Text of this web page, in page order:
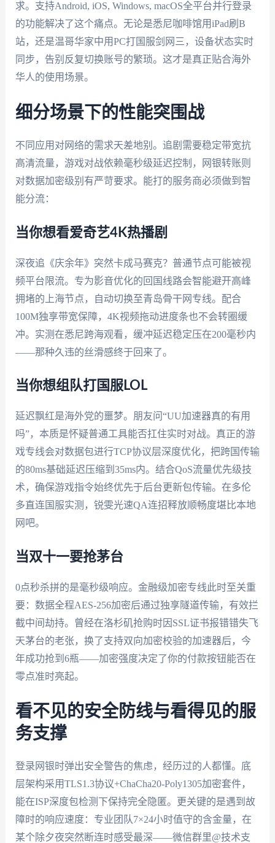
求。支持Android, iOS, Windows, macOS全平台并行登录
的功能解决了这个痛点。无论是悉尼咖啡馆用iPad刷B
站，还是温哥华家中用PC打国服剑网三，设备状态实时
同步，告别反复切换账号的繁琐。这才是真正贴合海外
华人的使用场景。
细分场景下的性能突围战
不同应用对网络的需求天差地别。追剧需要稳定带宽抗
高清流量，游戏对战依赖毫秒级延迟控制，网银转账则
对数据加密级别有严苛要求。能打的服务商必须做到智
能分流：
当你想看爱奇艺4K热播剧
深夜追《庆余年》突然卡成马赛克？普通节点可能被视
频平台限流。专为影音优化的回国线路会智能避开高峰
拥堵的上海节点，自动切换至青岛骨干网专线。配合
100M独享带宽保障，4K视频拖动进度条也不会转圈缓
冲。实测在悉尼跨海观看，缓冲延迟稳定压在200毫秒内
——那种久违的丝滑感终于回来了。
当你想组队打国服LOL
延迟飘红是海外党的噩梦。朋友问“UU加速器真的有用
吗”，本质是怀疑普通工具能否扛住实时对战。真正的游
戏专线会对数据包进行TCP协议层深度优化，把跨国传输
的80ms基础延迟压缩到35ms内。结合QoS流量优先级技
术，确保游戏指令始终优先于后台更新包传输。在多伦
多直连国服实测，锐雯光速QA连招释放顺畅度堪比本地
网吧。
当双十一要抢茅台
0点秒杀拼的是毫秒级响应。金融级加密专线此时至关重
要：数据全程AES-256加密后通过独享隧道传输，有效拦
截中间劫持。曾经在洛杉矶抢购时因SSL证书报错错失飞
天茅台的老张，换了支持双向加密校验的加速器后，今
年成功抢到6瓶——加密强度决定了你的付款按钮能否在
零点准时亮起。
看不见的安全防线与看得见的服
务支撑
登录网银时弹出安全警告的焦虑，经历过的人都懂。底
层架构采用TLS1.3协议+ChaCha20-Poly1305加密套件，
能在ISP深度包检测下保持完全隐匿。更关键的是遇到故
障时的响应速度：专业团队7×24小时值守的含金量，在
某个除夕夜突然断连时感受最深——微信群里@技术支